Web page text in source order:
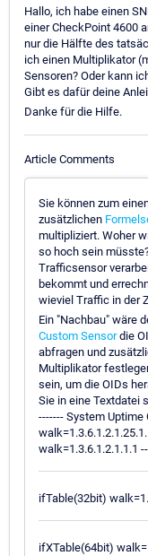
Hallo, ich habe einen
einer CheckPoint 4600
nur die Hälfte des
ich einen Multiplikator
Sensoren? Oder kann
Gibt es dafür deine
Danke für die Hilfe.
Article Comments
Sie können zum
zusätzlichen
multipliziert. Woher
so hoch sein
Trafficsensor
bekommt und
wieviel Traffic in der
Ein "Nachbau" wäre
Custom Sensordie
abfragen und
Multiplikator
sein, um die OIDs
Sie in eine Textdatei
------- System Uptime
walk=1.3.6.1.2.1.1.1
ifTable(32bit)
ifXTable(64bit)